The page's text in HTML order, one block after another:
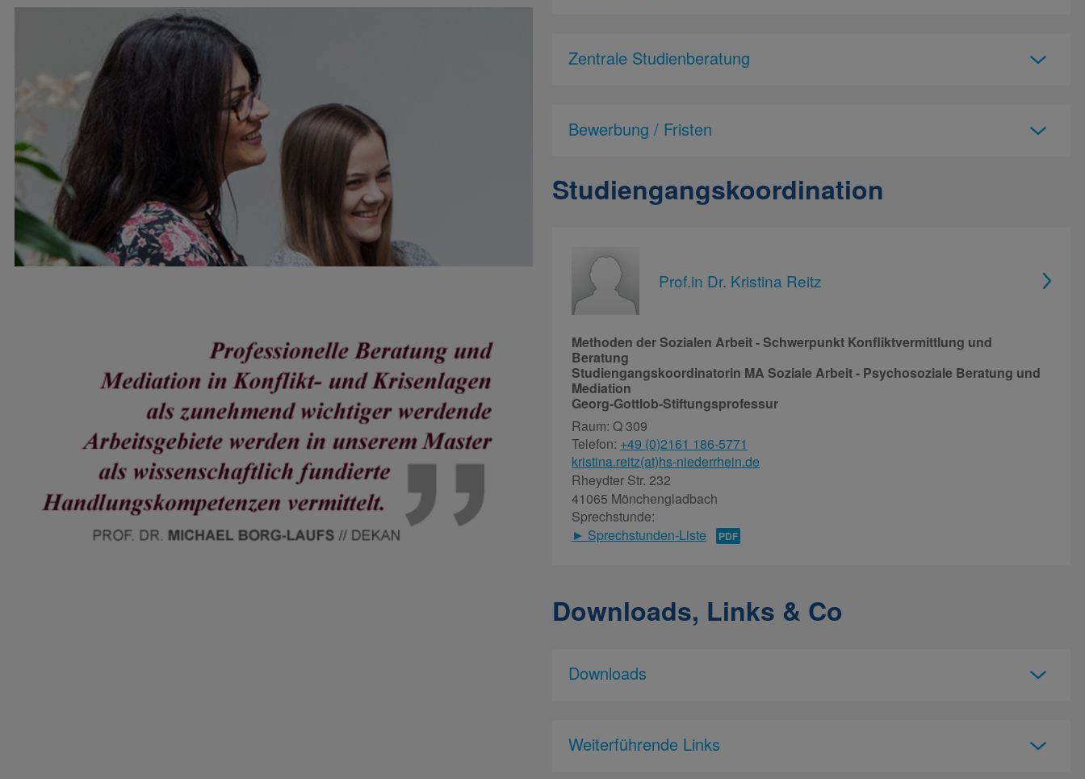
Zentrale Studienberatung
Bewerbung / Fristen
Studiengangskoordination
Prof.in Dr. Kristina Reitz
Methoden der Sozialen Arbeit - Schwerpunkt Konfliktvermittlung und
Beratung
Studiengangskoordinatorin MA Soziale Arbeit - Psychosoziale Beratung und
Mediation
Georg-Gottlob-Stiftungsprofessur
Raum: Q 309
Telefon: +49 (0)2161 186-5771
kristina.reitz(at)hs-niederrhein.de
Rheydter Str. 232
41065 Mönchengladbach
Sprechstunde:
► Sprechstunden-Liste
Downloads, Links & Co
Downloads
Weiterführende Links